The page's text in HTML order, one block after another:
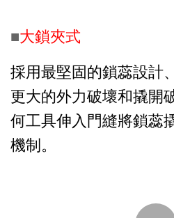
■大鎖夾式
採用最堅固的鎖蕊設計
更大的外力破壞和撬開
何工具伸入門縫將鎖蕊
機制。